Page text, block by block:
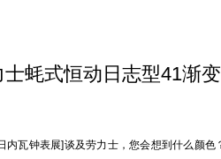
蚝式恒动日志型41渐变
内瓦钟表展]谈及劳力士，您会想到什么颜色